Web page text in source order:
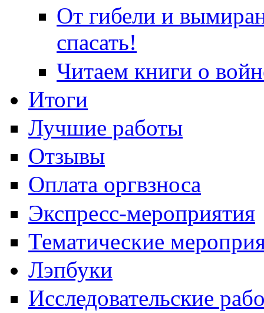
От гибели и
спасать!
Читаем книги о
Итоги
Лучшие работы
Отзывы
Оплата оргвзноса
Экспресс-мероприятия
Тематические
Лэпбуки
Исследовательские